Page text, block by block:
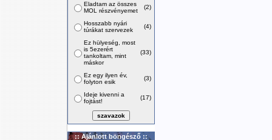
Eladtam az összes
MOL részvényemet
(2)
Hosszabb nyári
túrákat szervezek
(4)
Ez hülyeség, most
is 5ezerért
tankoltam, mint
máskor
(33)
Ez egy ilyen év,
folyton esik
(3)
Ideje kivenni a
fojtást!
(17)
:: Ajánlott böngésző ::